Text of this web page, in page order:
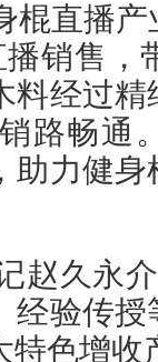
棍直播
销售，
料经过
路畅通
助力健
赵久永
经验传
特色增收